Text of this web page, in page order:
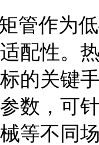
作为低
配性。
的关键
数，可
等不同